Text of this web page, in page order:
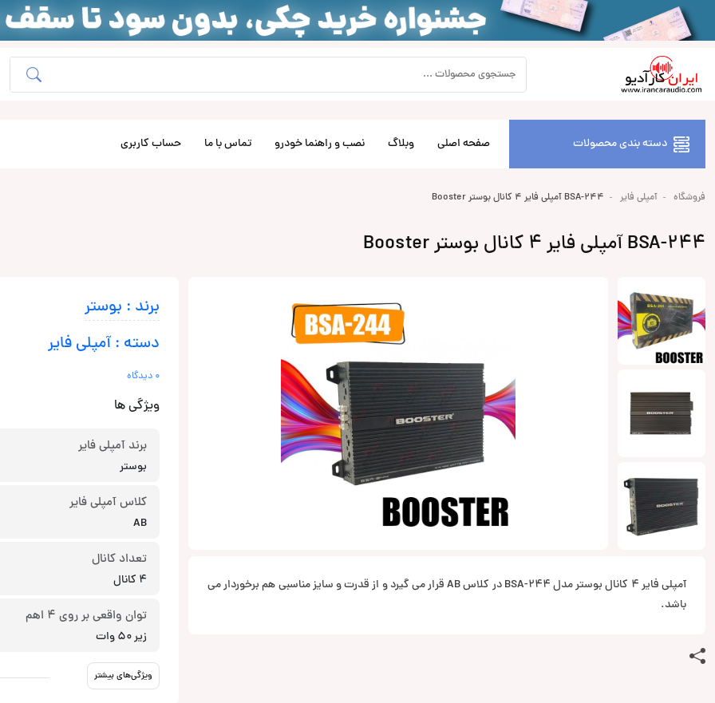
دسته بندی محصولات صفحه اصلی وبلاگ نصب و راهنما خودرو تماس با ما حساب کاربری
فروشگاه آمپلی فایر BSA-244 آمپلی فایر 4 کانال بوستر Booster
BSA-244 آمپلی فایر 4 کانال بوستر Booster
آمپلی فایر 4 کانال بوستر مدل BSA-244 در کلاس AB قرار می گیرد و از قدرت و سایز مناسبی هم برخوردار می
باشد.
برند : بوستر
دسته : آمپلی فایر
0 دیدگاه
ویژگی ها
برند آمپلی فایر
بوستر
کلاس آمپلی فایر
AB
تعداد کانال
4 کانال
توان واقعی بر روی 4 اهم
زیر 50 وات
ویژگی‌های بیشتر